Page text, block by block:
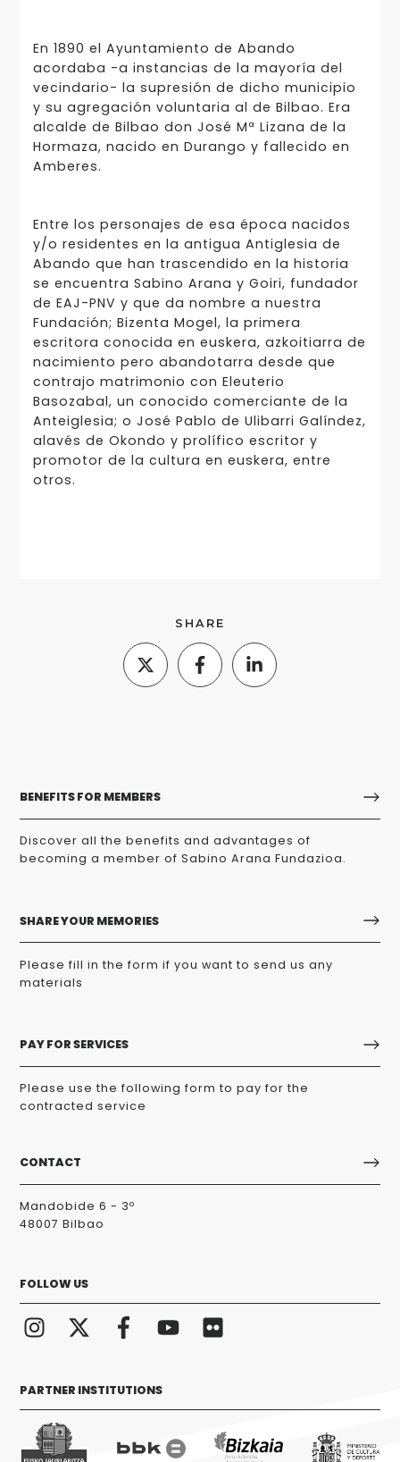
En 1890 el Ayuntamiento de Abando
acordaba -a instancias de la mayoría del
vecindario- la supresión de dicho municipio
y su agregación voluntaria al de Bilbao. Era
alcalde de Bilbao don José Mª Lizana de la
Hormaza, nacido en Durango y fallecido en
Amberes.
Entre los personajes de esa época nacidos
y/o residentes en la antigua Antiglesia de
Abando que han trascendido en la historia
se encuentra Sabino Arana y Goiri, fundador
de EAJ-PNV y que da nombre a nuestra
Fundación; Bizenta Mogel, la primera
escritora conocida en euskera, azkoitiarra de
nacimiento pero abandotarra desde que
contrajo matrimonio con Eleuterio
Basozabal, un conocido comerciante de la
Anteiglesia; o José Pablo de Ulibarri Galíndez,
alavés de Okondo y prolífico escritor y
promotor de la cultura en euskera, entre
otros.
SHARE
BENEFITS FOR MEMBERS
Discover all the benefits and advantages of
becoming a member of Sabino Arana Fundazioa.
SHARE YOUR MEMORIES
Please fill in the form if you want to send us any
materials
PAY FOR SERVICES
Please use the following form to pay for the
contracted service
CONTACT
Mandobide 6 - 3º
48007 Bilbao
FOLLOW US
PARTNER INSTITUTIONS